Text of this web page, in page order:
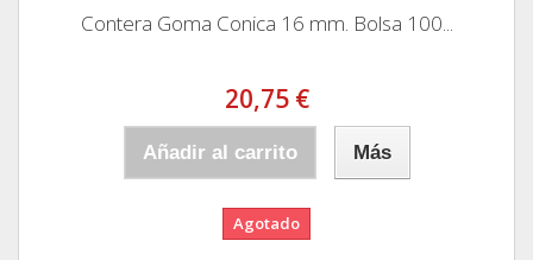
Contera Goma Conica 16 mm. Bolsa 100...
20,75 €
Añadir al carrito Más
Agotado